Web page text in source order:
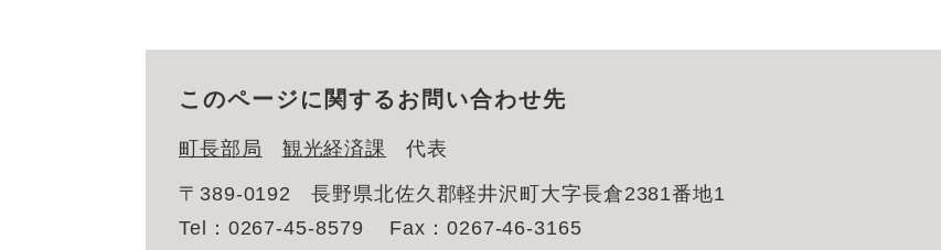
このページに関するお問い合わせ先
町長部局 観光経済課 代表
〒389-0192
長野県北佐久郡軽井沢町大字長倉2381番地1
Tel：0267-45-8579
Fax：0267-46-3165